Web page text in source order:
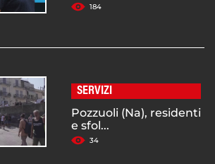
184
SERVIZI
Pozzuoli (Na), residenti
e sfol...
34